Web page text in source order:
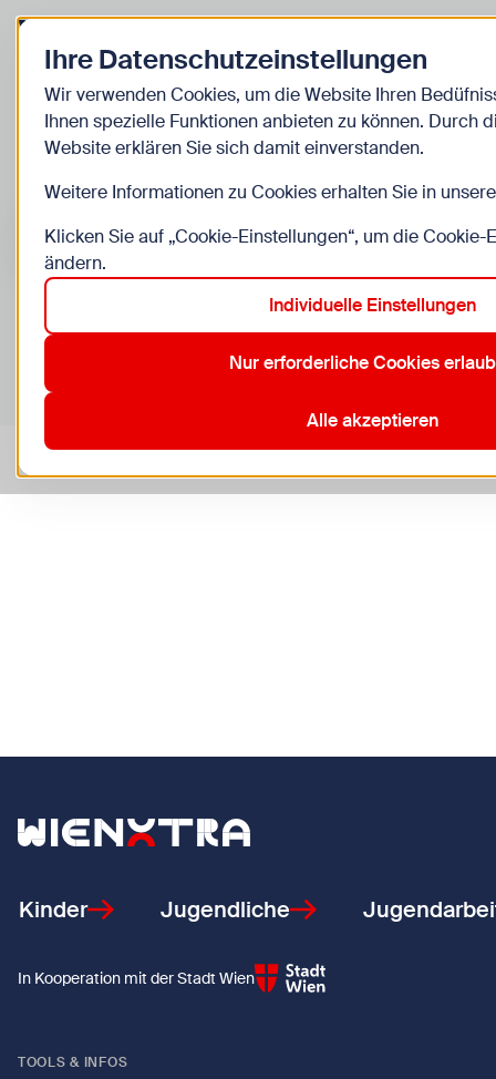
Zurück zur Startseite
Kinder
Veranstaltungen in Wien im Bereich “Kinder”
Aktive Filter:
1. Innere Stadt
Zurück zur Startseite
Kinder Jugendliche
In Kooperation mit der Stadt Wien
TOOLS & INFOS
Ihre Datenschutzeinstellungen
Wir verwenden Cookies, um die Website Ihren
Ihnen spezielle Funktionen anbieten zu können. Durch
Website erklären Sie sich damit einverstanden.
Weitere Informationen zu Cookies erhalten Sie in
Klicken Sie auf „Cookie-Einstellungen“, um die
ändern.
Individuelle Einstellungen
Nur erforderliche Cookies
Alle akzeptieren